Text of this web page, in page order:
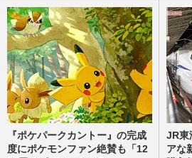
『ポケパークカントー』の完成
度にポケモンファン絶賛も「12
JR東
アな